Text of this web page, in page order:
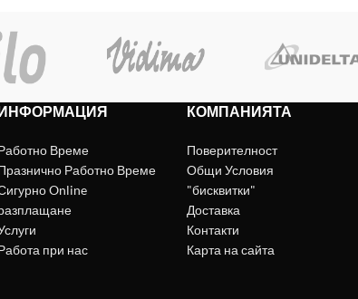
Време
Работно Време
Online
при нас
КОМПАНИЯТА
Поверителност
Общи Условия
"бисквитки"
Доставка
Контакти
Карта на сайта